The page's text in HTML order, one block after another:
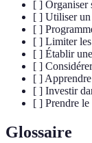
[ ] Organiser
[ ] Utiliser un
[ ]
[ ] Limiter
[ ] Établir
[ ]
[ ]
[ ] Investir
[ ] Prendre le
Glossaire